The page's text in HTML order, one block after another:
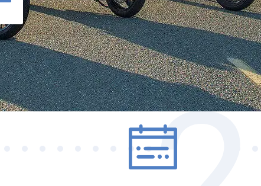
Come funziona?